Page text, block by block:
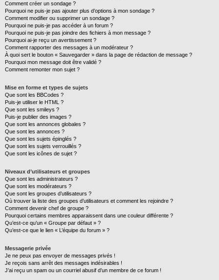
Comment créer un sondage ?
Pourquoi ne puis-je pas ajouter plus d’options à mon sondage ?
Comment modifier ou supprimer un sondage ?
Pourquoi ne puis-je pas accéder à un forum ?
Pourquoi ne puis-je pas joindre des fichiers à mon message ?
Pourquoi ai-je reçu un avertissement ?
Comment rapporter des messages à un modérateur ?
À quoi sert le bouton « Sauvegarder » dans la page de rédaction de message ?
Pourquoi mon message doit être validé ?
Comment remonter mon sujet ?
Mise en forme et types de sujets
Que sont les BBCodes ?
Puis-je utiliser le HTML ?
Que sont les smileys ?
Puis-je publier des images ?
Que sont les annonces globales ?
Que sont les annonces ?
Que sont les sujets épinglés ?
Que sont les sujets verrouillés ?
Que sont les icônes de sujet ?
Niveaux d’utilisateurs et groupes
Que sont les administrateurs ?
Que sont les modérateurs ?
Que sont les groupes d’utilisateurs ?
Où trouver la liste des groupes d’utilisateurs et comment les rejoindre ?
Comment devenir chef de groupe ?
Pourquoi certains membres apparaissent dans une couleur différente ?
Qu’est-ce qu’un « Groupe par défaut » ?
Qu’est-ce que le lien « L’équipe du forum » ?
Messagerie privée
Je ne peux pas envoyer de messages privés !
Je reçois sans arrêt des messages indésirables !
J’ai reçu un spam ou un courriel abusif d’un membre de ce forum !